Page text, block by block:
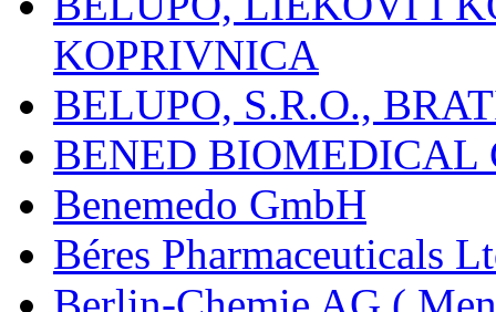
KOPRIVNICA
BELUPO, S.R.O.,
BENED BIOMEDICAL
Benemedo GmbH
Béres Pharmaceuticals